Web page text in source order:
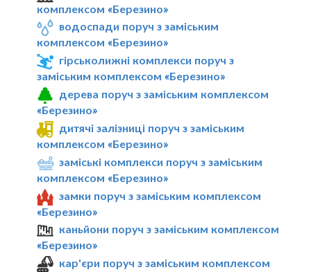
комплексом «Березино»
водоспади поруч з заміським
комплексом «Березино»
гірськолижні комплекси поруч з
заміським комплексом «Березино»
дерева поруч з заміським комплексом
«Березино»
дитячі залізниці поруч з заміським
комплексом «Березино»
заміські комплекси поруч з заміським
комплексом «Березино»
замки поруч з заміським комплексом
«Березино»
каньйони поруч з заміським комплексом
«Березино»
кар'єри поруч з заміським комплексом